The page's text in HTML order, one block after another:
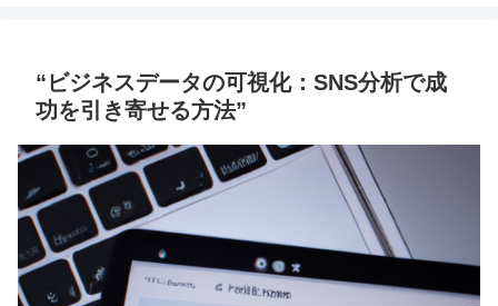
“ビジネスデータの可視化：SNS分析で成
功を引き寄せる方法”